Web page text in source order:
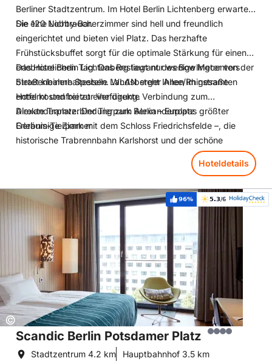
Berliner Stadtzentrum. Im Hotel Berlin Lichtenberg erwartet
Sie eine Lobby-Bar.
Die 120 Nichtraucherzimmer sind hell und freundlich
eingerichtet und bieten viel Platz. Das herzhafte
Frühstücksbuffet sorgt für die optimale Stärkung für einen
erlebnisreichen Tag. Das Restaurant des Bowlingcenters
bietet kleinere Speisen. WLAN steht Ihnen im gesamten
Hotel kostenfrei zur Verfügung.
Das Hotel Berlin Lichtenberg liegt nur wenige Meter von der
Straßenbahnhaltestelle Landsberger Allee/Rhinstraße
entfernt und bietet eine direkte Verbindung zum
Alexanderplatz. Der Tierpark Berlin – Europas größter
Erlebnis-Tierpark mit dem Schloss Friedrichsfelde –, die
historische Trabrennbahn Karlshorst und der schöne
Orankesee sind vom Hotel in Kürze erreichbar.
Direkte Tramverbindung zum Alexanderplatz
Geräumige Zimmer
Hoteldetails
Copyright:
©
Weiterempfehlung:
96% Bewertung:
5.3/6
Scandic Berlin Potsdamer Platz
Stadtzentrum 4.2 km Hauptbahnhof 3.5 km
Hoteldetails: Scandic Berlin Potsdamer Platz